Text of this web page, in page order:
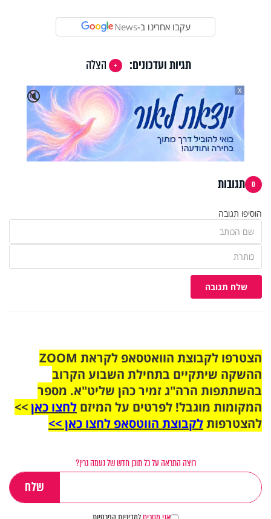
עקבו אחרינו ב-News
תגיות ועדכונים:
הצלה
🔇
X
0 תגובות
הוסיפו תגובה
שלח תגובה
הצטרפו לקבוצת הוואטסאפ לקראת ZOOM
ההשקה שיתקיים בתחילת השבוע הקרוב
בהשתתפות הרה"ג זמיר כהן שליט"א. מספר
המקומות מוגבל! לפרטים על המיזם לחצו כאן>>
להצטרפותלקבוצת הווטסאפ לחצו כאן >>
רוצה התראה על כל תוכן חדש של נעמה גרין?